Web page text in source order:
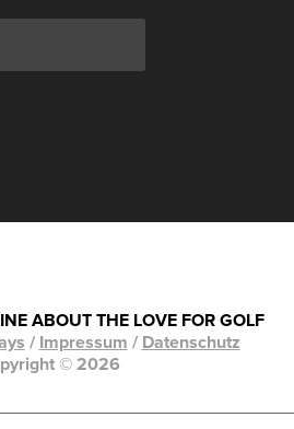
ABOUT THE LOVE FOR GOLF
/ Impressum / Datenschutz
© 2026